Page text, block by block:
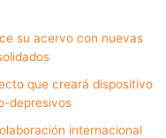
su acervo con nuevas
que creará dispositivo
depresivos
internacional